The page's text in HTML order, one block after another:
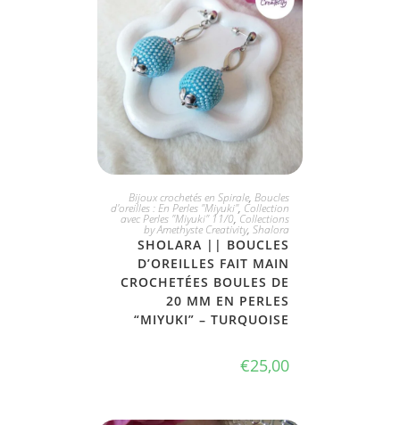
JE L'ADOPTE
Bijoux crochetés en Spirale, Boucles
d'oreilles : En Perles "Miyuki", Collection
avec Perles "Miyuki" 11/0,Collections
by Amethyste Creativity, Shalora
SHOLARA || BOUCLES
D’OREILLES FAIT MAIN
CROCHETÉES BOULES DE
20 MM EN PERLES
“MIYUKI” – TURQUOISE
€25,00